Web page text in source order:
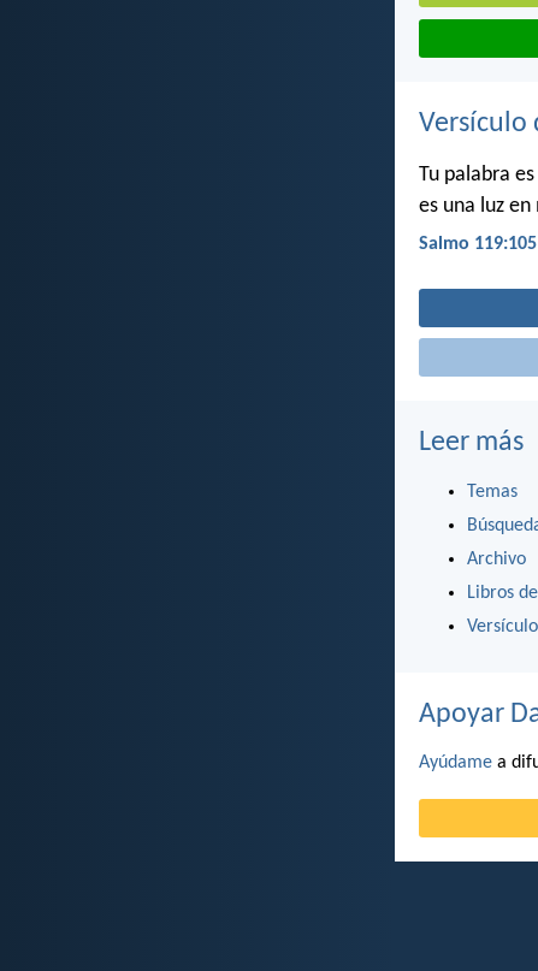
Versículo
Tu palabra
es una luz
Salmo 119:105
Leer más
Temas
Archivo
Libros
Apoyar
Ayúdame a